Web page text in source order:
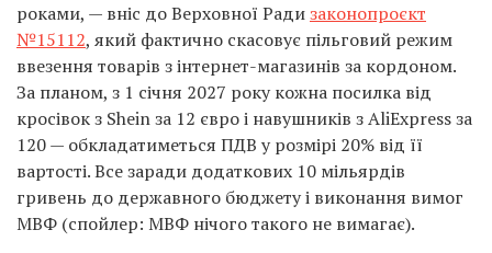
роками, — вніс до Верховної Радизаконопроєкт
№15112, який фактично скасовує пільговий режим
ввезення товарів з інтернет-магазинів за кордоном.
За планом, з 1 січня 2027 року кожна посилка від
кросівок з Shein за 12 євро і навушників з AliExpress за
120 — обкладатиметься ПДВ у розмірі 20% від її
вартості. Все заради додаткових 10 мільярдів
гривень до державного бюджету і виконання вимог
МВФ (спойлер: МВФ нічого такого не вимагає).